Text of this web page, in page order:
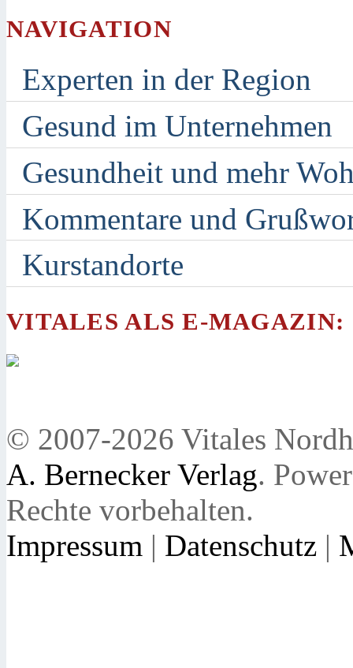
NAVIGATION
Experten in der Region
Gesund im Unternehmen
Gesundheit und mehr
Kommentare und
Kurstandorte
VITALES ALS E-MAGAZIN:
© 2007-2026 Vitales
A. Bernecker Verlag.
Rechte vorbehalten.
Impressum | Datenschutz |